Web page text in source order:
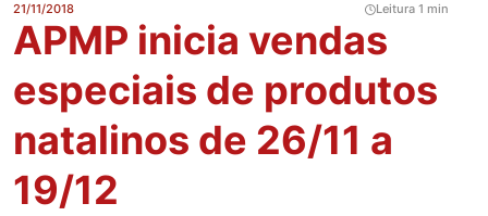
21/11/2018 Leitura 1 min
APMP inicia vendas
especiais de produtos
natalinos de 26/11 a
19/12